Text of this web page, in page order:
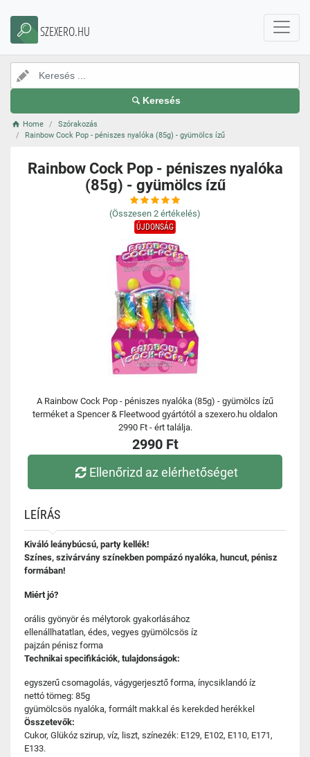
SZEXERO.HU
Keresés
Home
Szórakozás
Rainbow Cock Pop - péniszes nyalóka (85g) - gyümölcs ízű
Rainbow Cock Pop - péniszes nyalóka
(85g) - gyümölcs ízű
(Összesen 2 értékelés)
ÚJDONSÁG
A Rainbow Cock Pop - péniszes nyalóka (85g) - gyümölcs ízű
terméket a Spencer & Fleetwood gyártótól a szexero.hu oldalon
2990 Ft - ért találja.
2990 Ft
Ellenőrizd az elérhetőséget
LEÍRÁS
Kiváló leánybúcsú, party kellék!
Színes, szivárvány színekben pompázó nyalóka, huncut, pénisz
formában!
Miért jó?
orális gyönyör és mélytorok gyakorlásához
ellenállhatatlan, édes, vegyes gyümölcsös íz
pajzán pénisz forma
Technikai specifikációk, tulajdonságok:
egyszerű csomagolás, vágygerjesztő forma, ínycsiklandó íz
nettó tömeg: 85g
gyümölcsös nyalóka, formált makkal és kerekded herékkel
Összetevők:
Cukor, Glükóz szirup, víz, liszt, színezék: E129, E102, E110, E171,
E133.